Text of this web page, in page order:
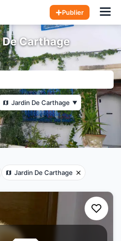
Publier
Carthage
Jardin De Carthage ▼
Jardin De Carthage